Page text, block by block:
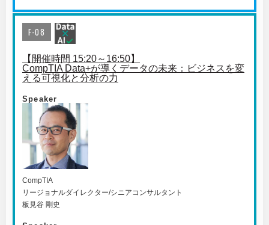
F-08
【開催時間 15:20～16:50】
CompTIA Data+が導くデータの未来：ビジネスを変
える可視化と分析の力
Speaker
CompTIA
リージョナルダイレクター/シニアコンサルタント
板見谷 剛史